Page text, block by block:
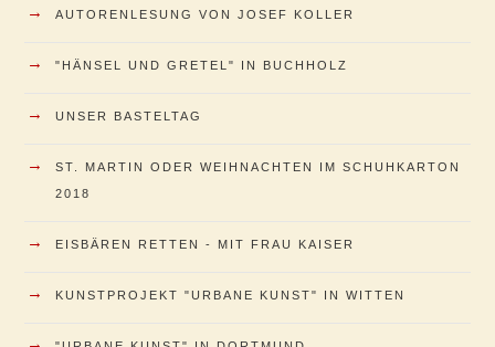
→ AUTORENLESUNG VON JOSEF KOLLER
→ "HÄNSEL UND GRETEL" IN BUCHHOLZ
→ UNSER BASTELTAG
→
ST. MARTIN ODER WEIHNACHTEN IM SCHUHKARTON
2018
→ EISBÄREN RETTEN - MIT FRAU KAISER
→ KUNSTPROJEKT "URBANE KUNST" IN WITTEN
→